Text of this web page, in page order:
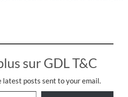
sur GDL T&C
latest posts sent to your email.